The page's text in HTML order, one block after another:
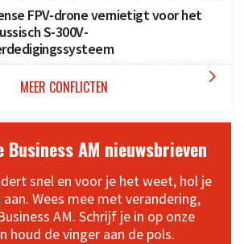
FPV-drone vernietigt voor het
S-300V-
MEER CONFLICTEN 
Business AM nieuwsbrieven
snel en voor je het weet, hol je
Wees mee met verandering,
AM. Schrijf je in op onze
houd de vinger aan de pols.